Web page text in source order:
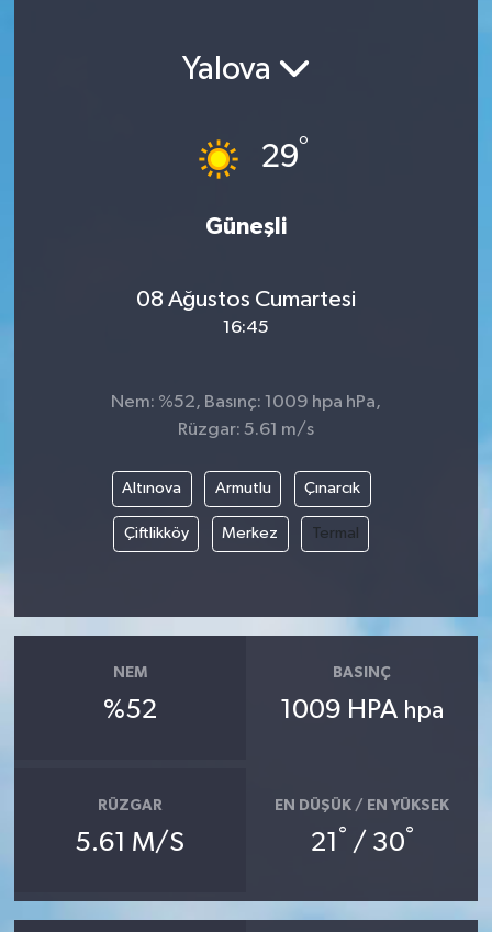
Yalova
29°
Güneşli
08 Ağustos Cumartesi
16:45
Nem: %52, Basınç: 1009 hpa hPa,
Rüzgar: 5.61 m/s
Altınova Armutlu Çınarcık
Çiftlikköy Merkez Termal
NEM
%52
BASINÇ
1009 HPA hpa
RÜZGAR
5.61 M/S
EN DÜŞÜK / EN YÜKSEK
21 ° / 30°